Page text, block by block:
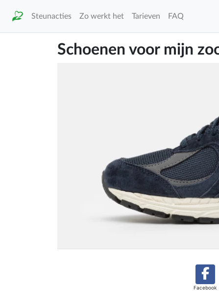
Steunacties Zo werkt het Tarieven FAQ
Schoenen voor mijn
Facebook